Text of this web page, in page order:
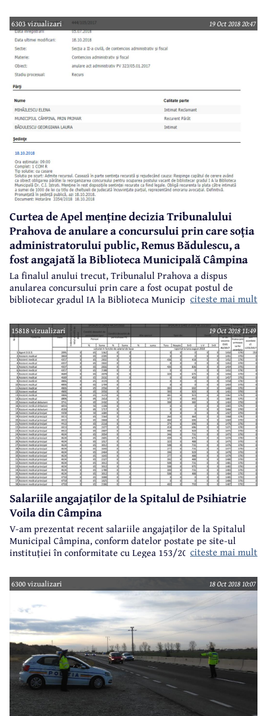
lucrarea de asfaltare a drumului principal.
6303 vizualizari 19 Oct 2018 20:47
Curtea de Apel menține decizia Tribunalului
Prahova de anulare a concursului prin care soția
administratorului public, Remus Bădulescu, a
fost angajată la Biblioteca Municipală Câmpina
La finalul anului trecut, Tribunalul Prahova a dispus
anularea concursului prin care a fost ocupat postul de
bibliotecar gradul IA la Biblioteca Municipală Câmpina,
administratorului public al municipiului, Remus Bădulescu.
Decizia Tribunalului nu era definitivă și a fost atacată cu
recurs de Municipiul Câmpina prin primar. Recursul s-a
judecat ieri, 18 octombrie 2018, la Curtea de Apel Ploiești,
iar instanța a dispus menținerea, în cea mai mare parte, a
sentinței Tribunalului, inclusiv anularea concursului de
ocuparea a postului menționat. De această dată, decizia
este definitivă.
citeste mai mult
15818 vizualizari 19 Oct 2018 11:49
Salariile angajaților de la Spitalul de Psihiatrie
Voila din Câmpina
V-am prezentat recent salariile angajaților de la Spitalul
Municipal Câmpina, conform datelor postate pe site-ul
instituției în conformitate cu Legea 153/2017 privind
este rândul Spitalului de Psihiatrie Voila, unitate sanitară
de monospecialitate, unde sporurile sunt semnificative. Ne
referim aici în special la sporul pentru condiții deosebit de
periculoase, cuprins între 50% și 65% din salariul de bază și
de care beneficiază absolut toți angajații de la Spitalul
Voila, de la cadre medicale până la personalul TESA și
muncitori. (facsimile)
citeste mai mult
6300 vizualizari 18 Oct 2018 10:07